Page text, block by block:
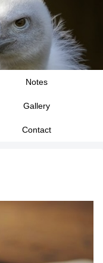
Notes
Gallery
Contact